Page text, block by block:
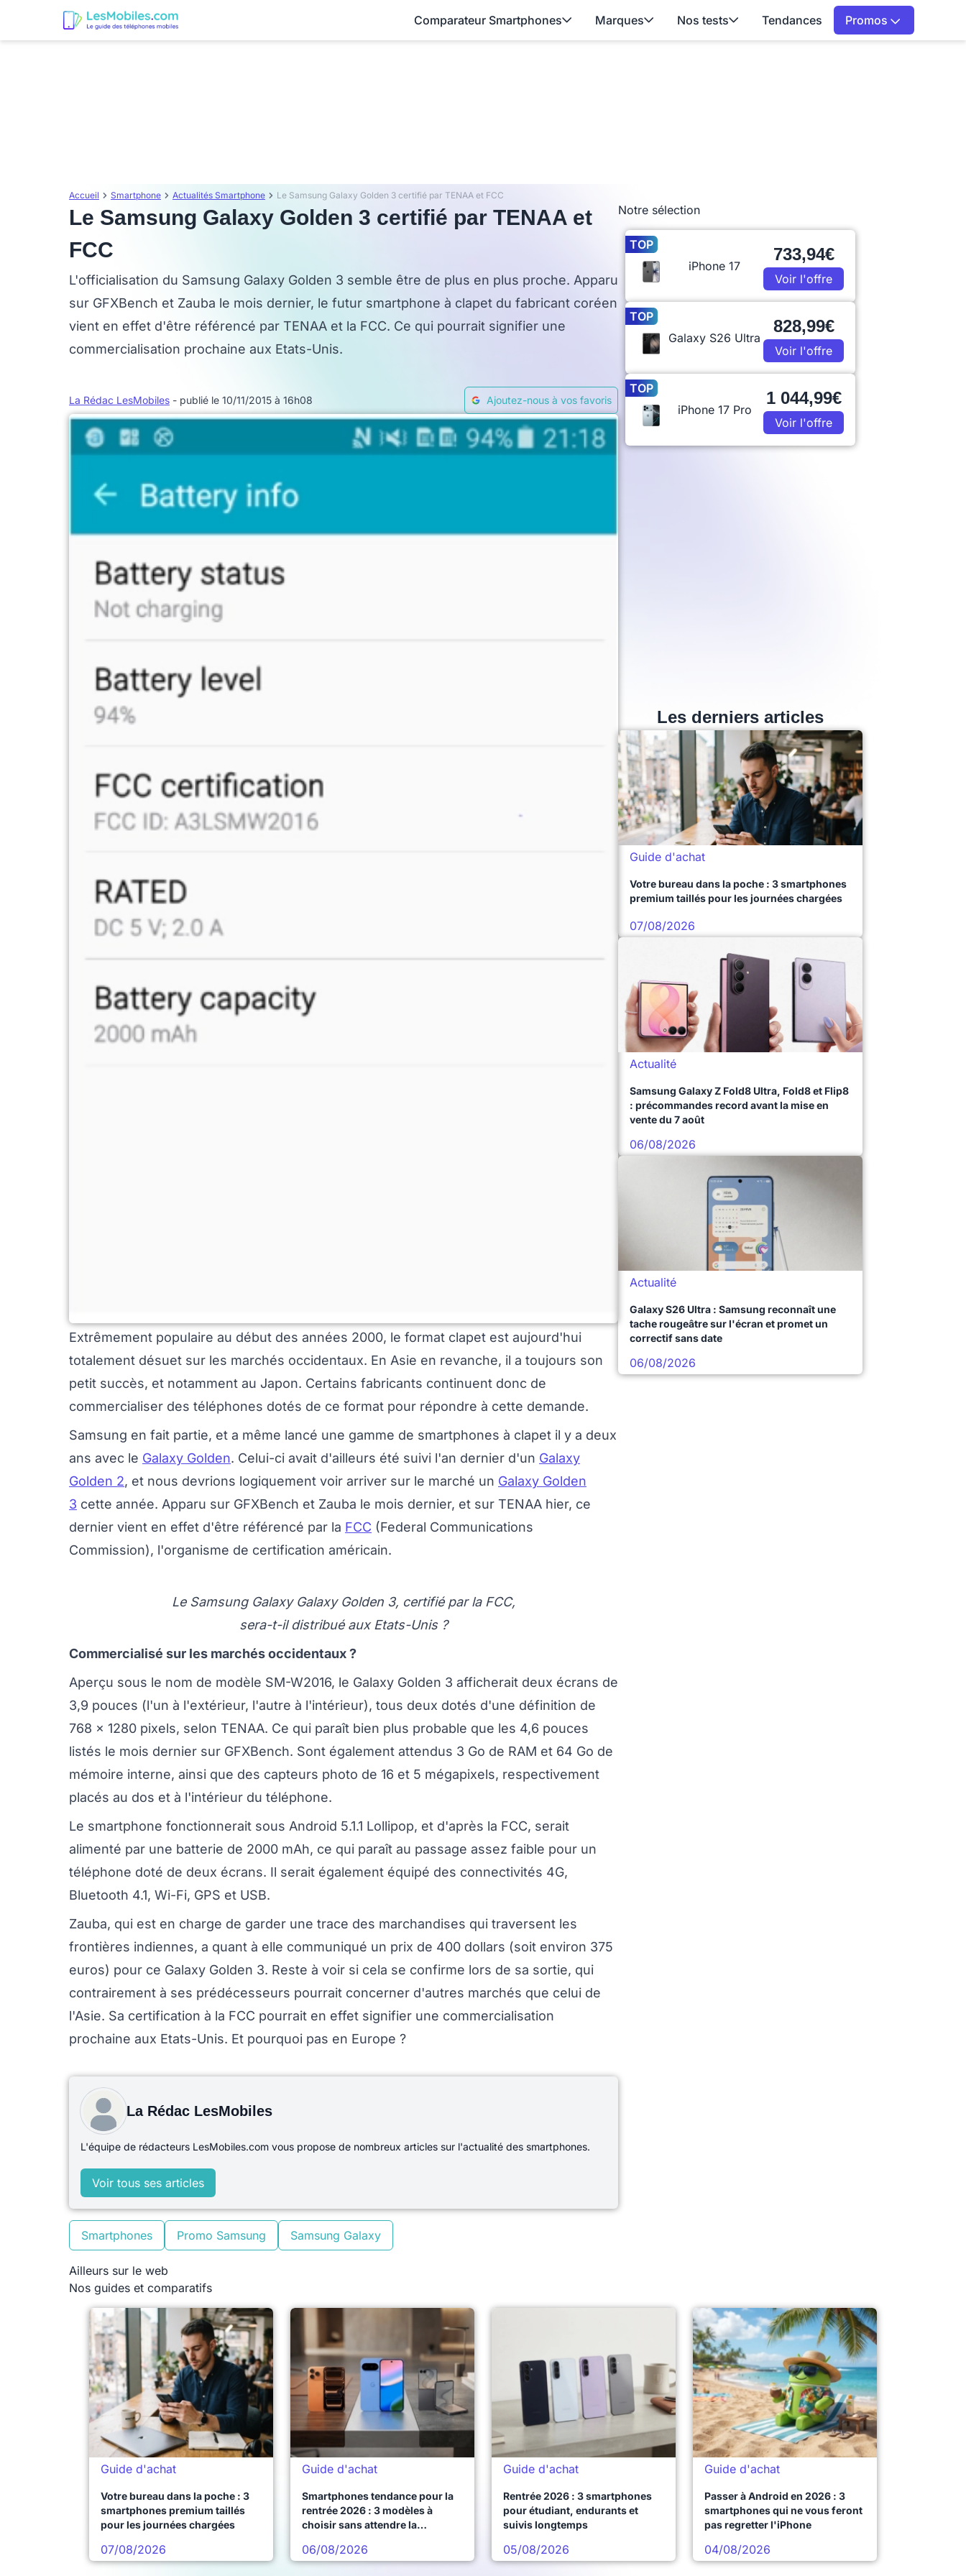
Comparateur Smartphones Marques Nos tests Tendances Promos
Accueil Smartphone Actualités Smartphone Le Samsung Galaxy Golden 3 certifié par TENAA et FCC
Le Samsung Galaxy Golden 3 certifié par TENAA et
FCC
L'officialisation du Samsung Galaxy Golden 3 semble être de plus en plus proche. Apparu
sur GFXBench et Zauba le mois dernier, le futur smartphone à clapet du fabricant coréen
vient en effet d'être référencé par TENAA et la FCC. Ce qui pourrait signifier une
commercialisation prochaine aux Etats-Unis.
La Rédac LesMobiles - publié le 10/11/2015 à 16h08 Ajoutez-nous à vos favoris
Extrêmement populaire au début des années 2000, le format clapet est aujourd'hui
totalement désuet sur les marchés occidentaux. En Asie en revanche, il a toujours son
petit succès, et notamment au Japon. Certains fabricants continuent donc de
commercialiser des téléphones dotés de ce format pour répondre à cette demande.
Samsung en fait partie, et a même lancé une gamme de smartphones à clapet il y a deux
ans avec le Galaxy Golden. Celui-ci avait d'ailleurs été suivi l'an dernier d'un Galaxy
Golden 2, et nous devrions logiquement voir arriver sur le marché un Galaxy Golden
3 cette année. Apparu sur GFXBench et Zauba le mois dernier, et sur TENAA hier, ce
dernier vient en effet d'être référencé par la FCC (Federal Communications
Commission), l'organisme de certification américain.
Le Samsung Galaxy Galaxy Golden 3, certifié par la FCC,
sera-t-il distribué aux Etats-Unis ?
Commercialisé sur les marchés occidentaux ?
Aperçu sous le nom de modèle SM-W2016, le Galaxy Golden 3 afficherait deux écrans de
3,9 pouces (l'un à l'extérieur, l'autre à l'intérieur), tous deux dotés d'une définition de
768 x 1280 pixels, selon TENAA. Ce qui paraît bien plus probable que les 4,6 pouces
listés le mois dernier sur GFXBench. Sont également attendus 3 Go de RAM et 64 Go de
mémoire interne, ainsi que des capteurs photo de 16 et 5 mégapixels, respectivement
placés au dos et à l'intérieur du téléphone.
Le smartphone fonctionnerait sous Android 5.1.1 Lollipop, et d'après la FCC, serait
alimenté par une batterie de 2000 mAh, ce qui paraît au passage assez faible pour un
téléphone doté de deux écrans. Il serait également équipé des connectivités 4G,
Bluetooth 4.1, Wi-Fi, GPS et USB.
Zauba, qui est en charge de garder une trace des marchandises qui traversent les
frontières indiennes, a quant à elle communiqué un prix de 400 dollars (soit environ 375
euros) pour ce Galaxy Golden 3. Reste à voir si cela se confirme lors de sa sortie, qui
contrairement à ses prédécesseurs pourrait concerner d'autres marchés que celui de
l'Asie. Sa certification à la FCC pourrait en effet signifier une commercialisation
prochaine aux Etats-Unis. Et pourquoi pas en Europe ?
La Rédac LesMobiles
L'équipe de rédacteurs LesMobiles.com vous propose de nombreux articles sur l'actualité des smartphones.
Voir tous ses articles
Smartphones Promo Samsung Samsung Galaxy
Ailleurs sur le web
Notre sélection
TOP
iPhone 17
733,94€
Voir l'offre
TOP
Galaxy S26 Ultra
828,99€
Voir l'offre
TOP
iPhone 17 Pro
1 044,99€
Voir l'offre
Les derniers articles
Guide d'achat
Votre bureau dans la poche : 3 smartphones
premium taillés pour les journées chargées
07/08/2026
Actualité
Samsung Galaxy Z Fold8 Ultra, Fold8 et Flip8
: précommandes record avant la mise en
vente du 7 août
06/08/2026
Actualité
Galaxy S26 Ultra : Samsung reconnaît une
tache rougeâtre sur l'écran et promet un
correctif sans date
06/08/2026
Nos guides et comparatifs
Guide d'achat
Votre bureau dans la poche : 3
smartphones premium taillés
pour les journées chargées
07/08/2026
Guide d'achat
Smartphones tendance pour la
rentrée 2026 : 3 modèles à
choisir sans attendre la
06/08/2026
Guide d'achat
Rentrée 2026 : 3 smartphones
pour étudiant, endurants et
suivis longtemps
05/08/2026
Guide d'achat
Passer à Android en 2026 : 3
smartphones qui ne vous feront
pas regretter l'iPhone
04/08/2026